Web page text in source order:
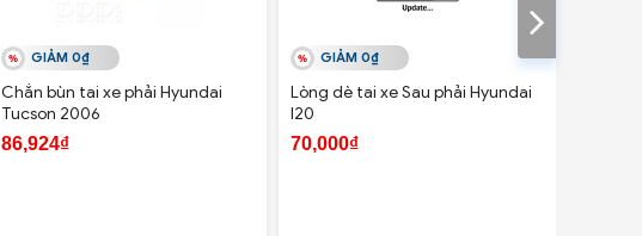
GIẢM 0₫
Chắn bùn tai xe phải Hyundai
Tucson 2006
86,924₫
GIẢM 0₫
Lòng dè tai xe Sau phải Hyundai
I20
70,000₫